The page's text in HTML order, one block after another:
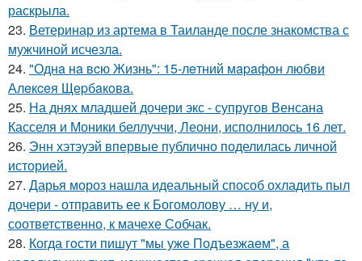
раскрыла.
23. Ветеринар из артема в Таиланде после знакомства с
мужчиной исчезла.
24. "Однa нa вcю Жизнь": 15-лeтний мapaфoн любви
Алeкceя Щepбaкoвa.
25. На днях младшей дочери экс - супругов Венсана
Касселя и Моники беллуччи, Леони, исполнилось 16 лет.
26. Энн хэтэуэй впервые публично поделилась личной
историей.
27. Дарья мороз нашла идеальный способ охладить пыл
дочери - отправить ее к Богомолову … ну и,
соответственно, к мачехе Собчак.
28. Когда гoсти пишут "мы уже Подъезжаeм", а